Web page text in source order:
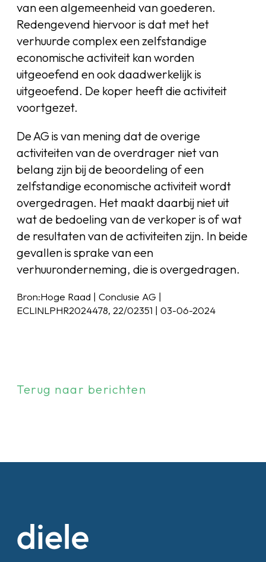
van een algemeenheid van goederen.
Redengevend hiervoor is dat met het
verhuurde complex een zelfstandige
economische activiteit kan worden
uitgeoefend en ook daadwerkelijk is
uitgeoefend. De koper heeft die activiteit
voortgezet.
De AG is van mening dat de overige
activiteiten van de overdrager niet van
belang zijn bij de beoordeling of een
zelfstandige economische activiteit wordt
overgedragen. Het maakt daarbij niet uit
wat de bedoeling van de verkoper is of wat
de resultaten van de activiteiten zijn. In beide
gevallen is sprake van een
verhuuronderneming, die is overgedragen.
Bron:Hoge Raad | Conclusie AG |
ECLINLPHR2024478, 22/02351 | 03-06-2024
Terug naar berichten